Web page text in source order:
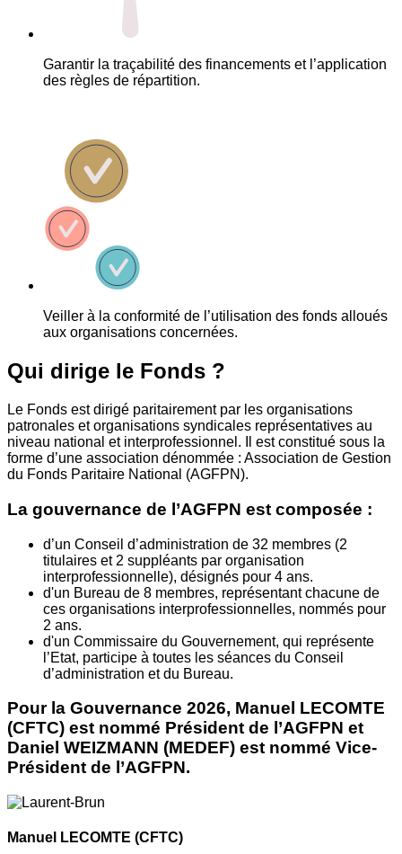
Garantir la traçabilité des financements et l’application
des règles de répartition.
Veiller à la conformité de l’utilisation des fonds alloués
aux organisations concernées.
Qui dirige le Fonds ?
Le Fonds est dirigé paritairement par les organisations
patronales et organisations syndicales représentatives au
niveau national et interprofessionnel. Il est constitué sous la
forme d’une association dénommée : Association de Gestion
du Fonds Paritaire National (AGFPN).
La gouvernance de l’AGFPN est composée :
d’un Conseil d’administration de 32 membres (2
titulaires et 2 suppléants par organisation
interprofessionnelle), désignés pour 4 ans.
d'un Bureau de 8 membres, représentant chacune de
ces organisations interprofessionnelles, nommés pour
2 ans.
d'un Commissaire du Gouvernement, qui représente
l’Etat, participe à toutes les séances du Conseil
d’administration et du Bureau.
Pour la Gouvernance 2026, Manuel LECOMTE
(CFTC) est nommé Président de l’AGFPN et
Daniel WEIZMANN (MEDEF) est nommé Vice-
Président de l’AGFPN.
Manuel LECOMTE (CFTC)